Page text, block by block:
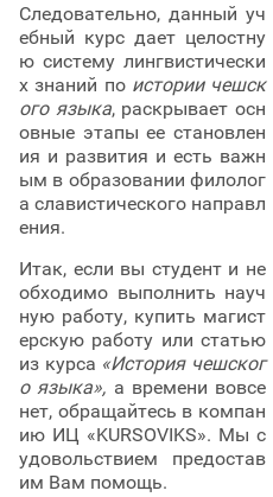
Следовательно, данный уч
ебный курс дает целостну
ю систему лингвистически
х знаний по истории чешск
ого языка, раскрывает осн
овные этапы ее становлен
ия и развития и есть важн
ым в образовании филолог
а славистического направл
ения.
Итак, если вы студент и не
обходимо выполнить науч
ную работу, купить магист
ерскую работу или статью
из курса «История чешског
о языка», а времени вовсе
нет, обращайтесь в компан
ию ИЦ «KURSOVIKS». Мы с
удовольствием предостав
им Вам помощь.